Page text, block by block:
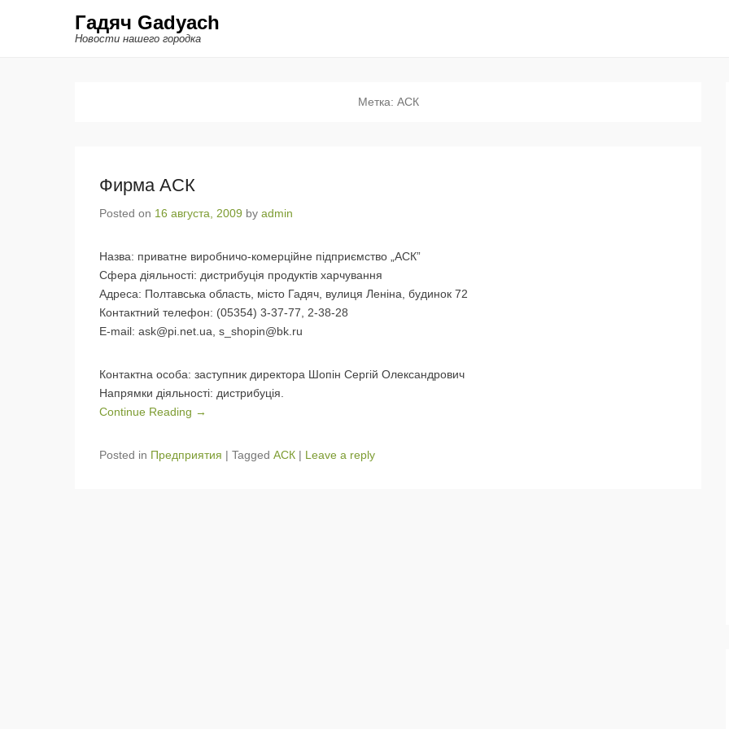
Гадяч Gadyach
Новости нашего городка
Метка: АСК
Фирма АСК
Posted on 16 августа, 2009 by admin
Назва: приватне виробничо-комерційне підприємство „АСК”
Сфера діяльності: дистрибуція продуктів харчування
Адреса: Полтавська область, місто Гадяч, вулиця Леніна, будинок 72
Контактний телефон: (05354) 3-37-77, 2-38-28
E-mail: ask@pi.net.ua s_shopin@bk.ru
Контактна особа: заступник директора Шопін Сергій Олександрович
Напрямки діяльності: дистрибуція.
Continue Reading →
Posted in Предприятия | Tagged АСК | Leave a reply